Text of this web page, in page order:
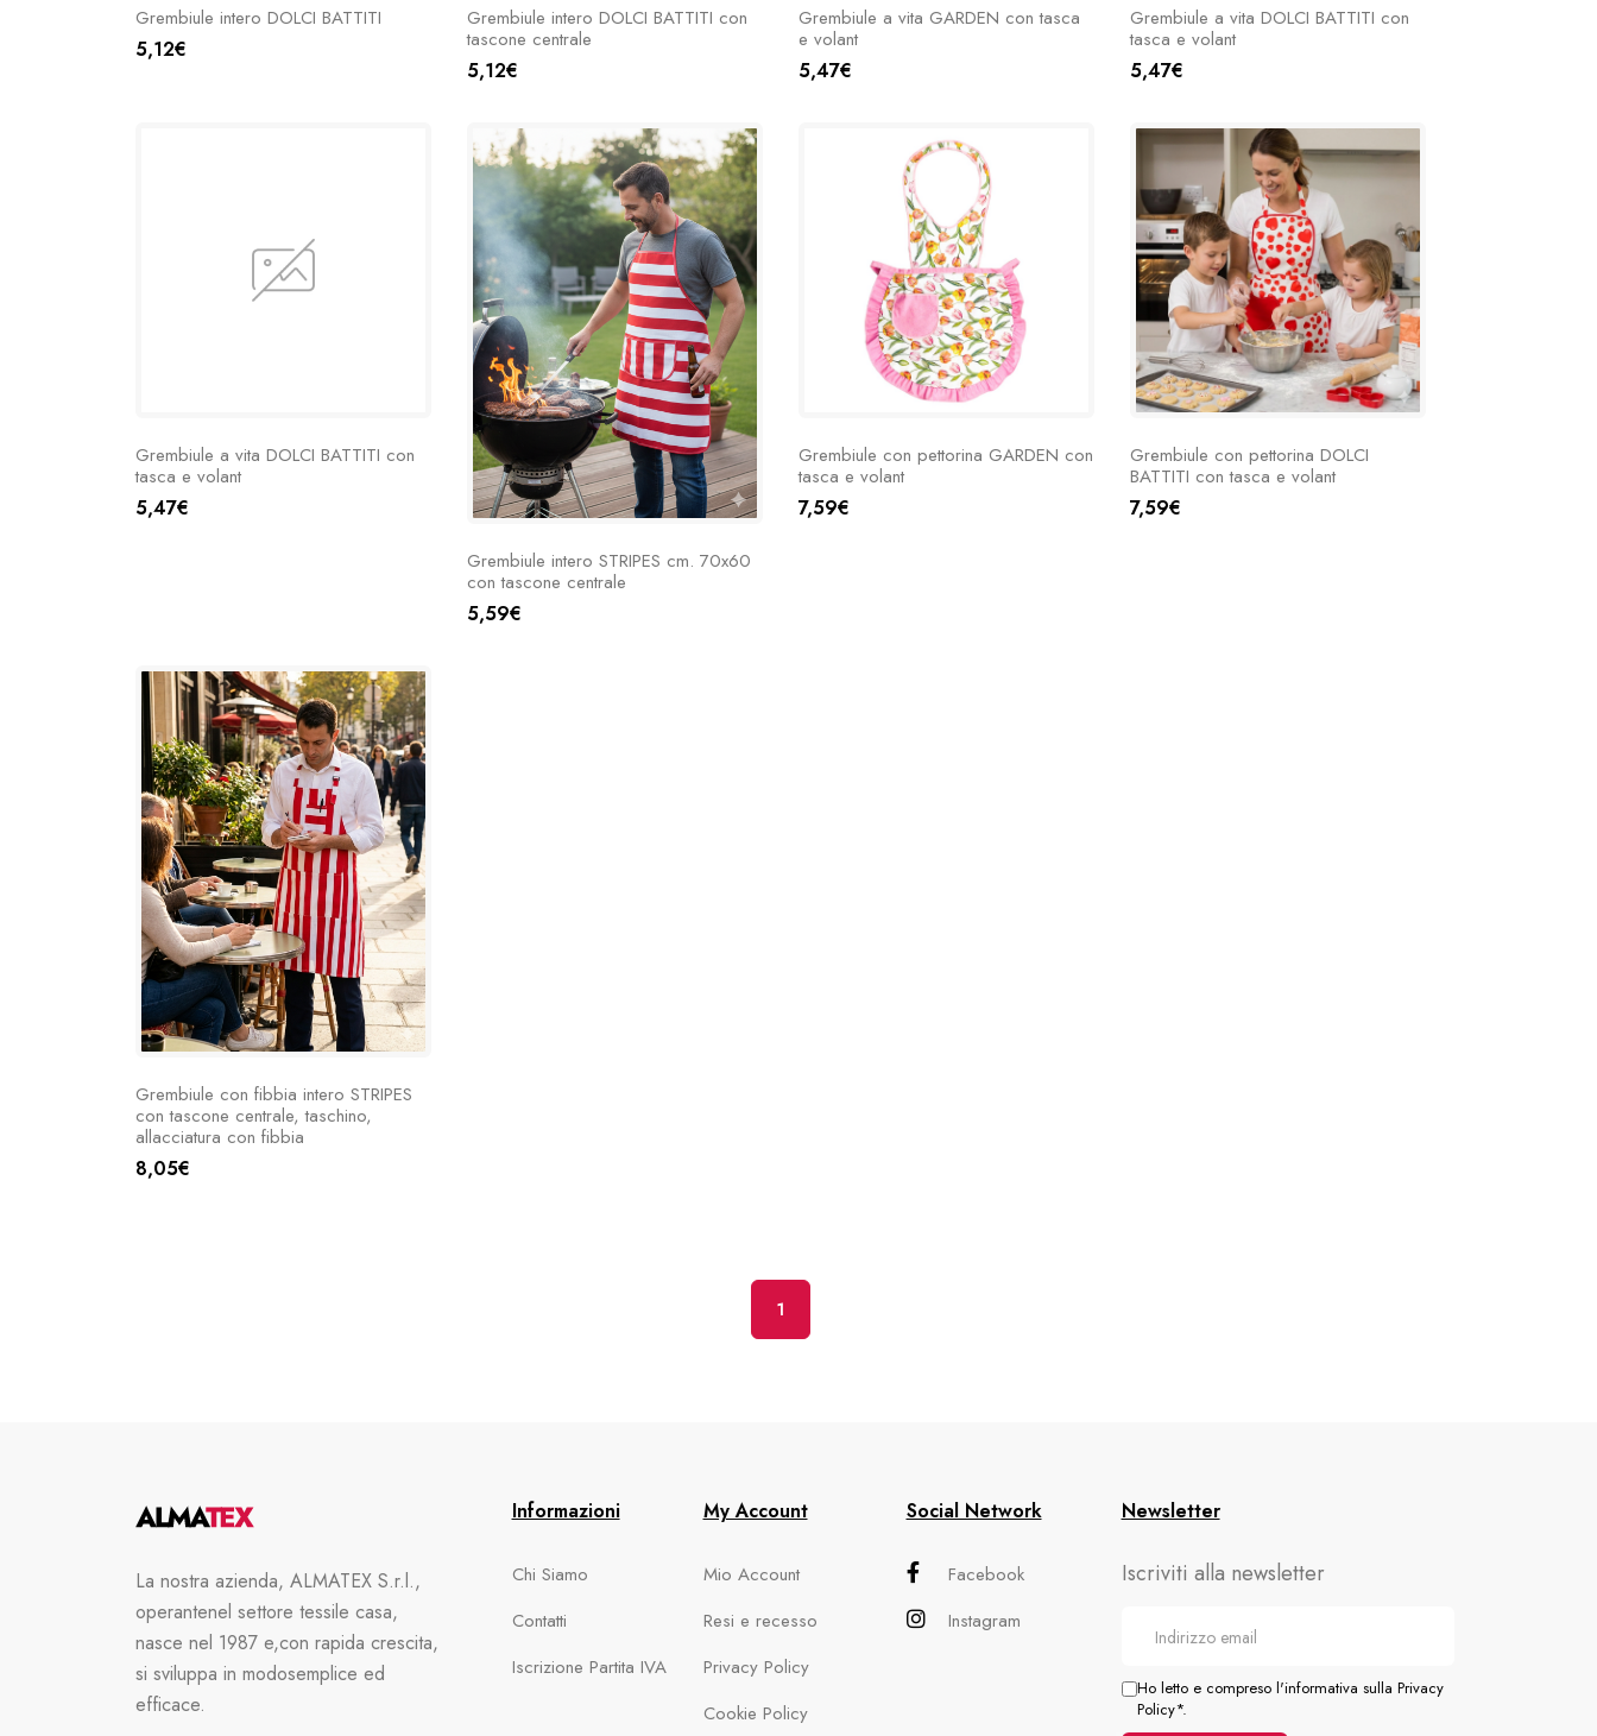
Grembiule intero DOLCI BATTITI
5,12€
Grembiule intero DOLCI BATTITI con
tascone centrale
5,12€
Grembiule a vita GARDEN con tasca
e volant
5,47€
Grembiule a vita DOLCI BATTITI con
tasca e volant
5,47€
Grembiule a vita DOLCI BATTITI con
tasca e volant
5,47€
Grembiule intero STRIPES cm. 70x60
con tascone centrale
5,59€
Grembiule con pettorina GARDEN con
tasca e volant
7,59€
Grembiule con pettorina DOLCI
BATTITI con tasca e volant
7,59€
Grembiule con fibbia intero STRIPES
con tascone centrale, taschino,
allacciatura con fibbia
8,05€
1
La nostra azienda, ALMATEX S.r.l.,
operantenel settore tessile casa,
nasce nel 1987 e,con rapida crescita,
si sviluppa in modosemplice ed
efficace.
Informazioni
Chi Siamo
Contatti
Iscrizione Partita IVA
My Account
Mio Account
Resi e recesso
Privacy Policy
Cookie Policy
Social Network
Facebook
Instagram
Newsletter
Iscriviti alla newsletter
Ho letto e compreso l'informativa sulla Privacy
Policy*.